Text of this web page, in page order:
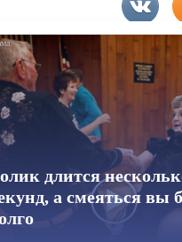
длится
а смеяться вы